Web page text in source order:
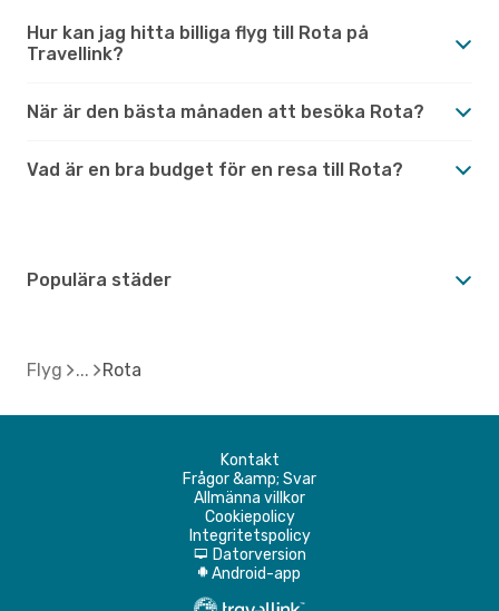
Hur kan jag hitta billiga flyg till Rota på
Travellink?
När är den bästa månaden att besöka Rota?
Vad är en bra budget för en resa till Rota?
Populära städer
Flyg Rota
Kontakt
Frågor &amp; Svar
Allmänna villkor
Cookiepolicy
Integritetspolicy
d Datorversion
A Android-app